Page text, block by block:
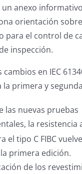
un anexo
orientación
para el control de
inspección.
en IEC
la primera y
las nuevas pruebas
la resistencia
el tipo C FIBC
primera edición.
de los